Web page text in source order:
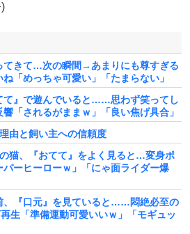
てきて…次の瞬間→あまりにも尊すぎる
ね「めっちゃ可愛い」「たまらない」
て』で遊んでいると……思わず笑ってし
「されるがままｗ」「良い焦げ具合」
由と飼い主への信頼度
猫、『おてて』をよく見ると…変身ポ
ーヒーローｗ」「にゃ面ライダー爆
、『口元』を見ていると……悶絶必至の
生「準備運動可愛いいｗ」「モギュッ